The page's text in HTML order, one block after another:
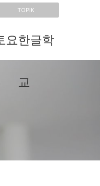
TOPIK
요한글학
교